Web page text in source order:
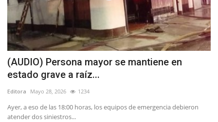
(AUDIO) Persona mayor se mantiene en
estado grave a raíz...
Editora Mayo 28, 2026 1234
Ayer, a eso de las 18:00 horas, los equipos de emergencia debieron
atender dos siniestros...